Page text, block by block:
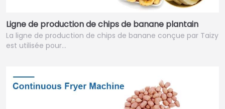
Ligne de production de chips de banane plantain
La ligne de production de chips de banane conçue par Taizy
est utilisée pour…